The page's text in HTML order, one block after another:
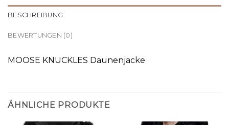
BESCHREIBUNG
BEWERTUNGEN (0)
MOOSE KNUCKLES Daunenjacke
ÄHNLICHE PRODUKTE